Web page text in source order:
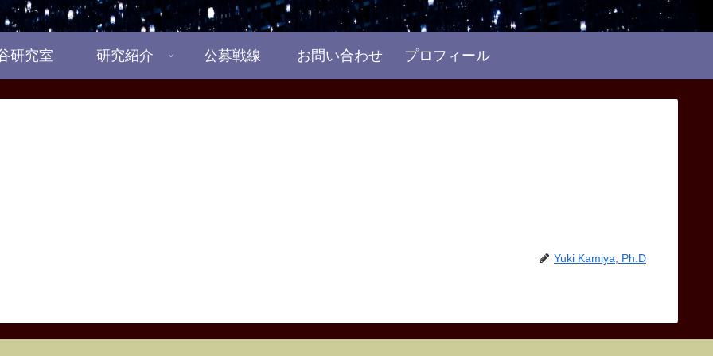
研究室 研究紹介 公募戦線 お問い合わせ プロフィール
Yuki Kamiya, Ph.D